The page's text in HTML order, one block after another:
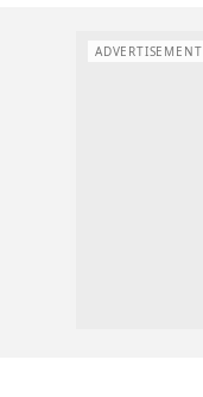
ADVERTISEMENT